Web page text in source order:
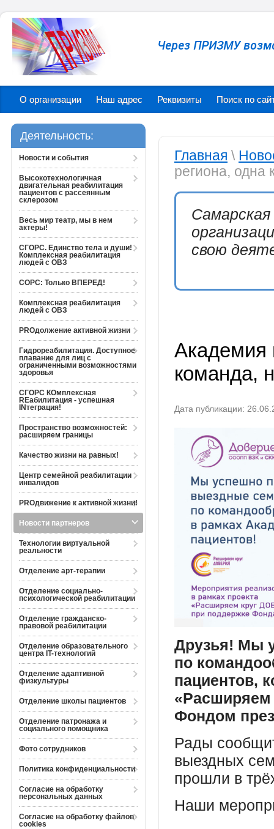
Через ПРИЗМУ
О организации Наш адрес Реквизиты Поиск по
Деятельность:
Новости и события
Высокотехнологичная
двигательная реабилитация
пациентов с рассеянным
склерозом
Весь мир театр, мы в нем
актеры!
СГОРС. Единство тела и души!
Комплексная реабилитация
людей с ОВЗ
СОРС: Только ВПЕРЕД!
Комплексная реабилитация
людей с ОВЗ
PROдолжение активной жизни
Гидрореабилитация. Доступное
плавание для лиц с
ограниченными возможностями
здоровья
СГОРС КОмплексная
REабилитация - успешная
INтеграция!
Пространство возможностей:
расширяем границы
Качество жизни на равных!
Центр семейной реабилитации
инвалидов
PROдвижение к активной жизни!
Новости партнеров
Технологии виртуальной
реальности
Отделение арт-терапии
Отделение социально-
психологической реабилитации
Отделение гражданско-
правовой реабилитации
Отделение образовательного
центра IT-технологий
Отделение адаптивной
физкультуры
Отделение школы пациентов
Отделение патронажа и
социального помощника
Фото сотрудников
Политика конфиденциальности
Согласие на обработку
персональных данных
Согласие на обработку файлов
cookies
Главная \
региона, одна
свою
Академия
команда,
Дата публикации:
Друзья! Мы
по
пациентов,
Фондом
Рады
выездных
прошли в
Наши